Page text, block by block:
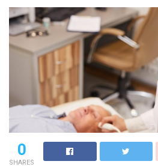
0
SHARES